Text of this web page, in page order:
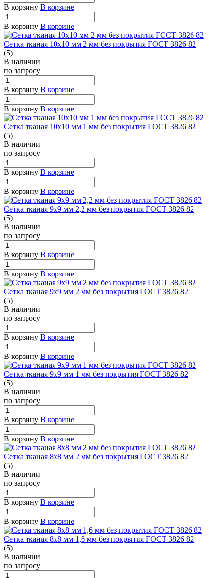
В корзину В корзине
В корзину В корзине
Сетка тканая 10х10 мм 2 мм без покрытия ГОСТ 3826 82
(5)
В наличии
по запросу
В корзину В корзине
В корзину В корзине
Сетка тканая 10х10 мм 1 мм без покрытия ГОСТ 3826 82
(5)
В наличии
по запросу
В корзину В корзине
В корзину В корзине
Сетка тканая 9х9 мм 2,2 мм без покрытия ГОСТ 3826 82
(5)
В наличии
по запросу
В корзину В корзине
В корзину В корзине
Сетка тканая 9х9 мм 2 мм без покрытия ГОСТ 3826 82
(5)
В наличии
по запросу
В корзину В корзине
В корзину В корзине
Сетка тканая 9х9 мм 1 мм без покрытия ГОСТ 3826 82
(5)
В наличии
по запросу
В корзину В корзине
В корзину В корзине
Сетка тканая 8х8 мм 2 мм без покрытия ГОСТ 3826 82
(5)
В наличии
по запросу
В корзину В корзине
В корзину В корзине
Сетка тканая 8х8 мм 1,6 мм без покрытия ГОСТ 3826 82
(5)
В наличии
по запросу